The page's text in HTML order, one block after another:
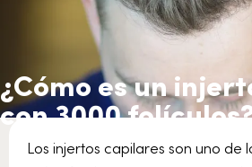
¿Cómo es un
con 3000
Los injertos capilares son uno de